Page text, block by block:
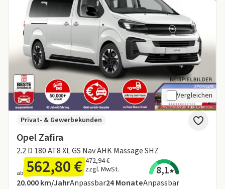
Vergleichen
Opel Zafira
2.2 D 180 AT8 XL GS Nav AHK Massage SHZ
Privat- & Gewerbekunden
ab 562,80 € 472,94 €
zzgl. MwSt.
8,1
Angebotsdetails:
Inklusive Laufleistung
20.000 km/JahrAnpassbarLaufzeit
24MonateAnpassbar